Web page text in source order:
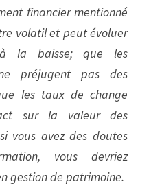
financier mentionné
volatil et peut évoluer
la baisse; que les
préjugent pas des
les taux de change
sur la valeur des
vous avez des doutes
vous devriez
gestion de patrimoine.